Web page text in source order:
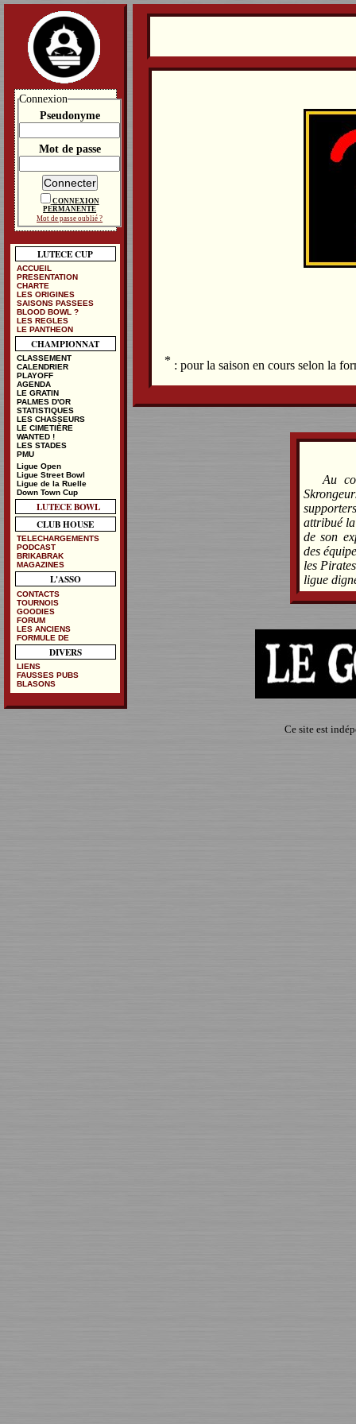
* : pour la saison en cours selon la
Au
attribué
de son
des
les
ligue
Ce site est
Connexion
Pseudonyme
Mot de passe
CONNEXION
PERMANENTE
Mot de passe oublié ?
LUTECE CUP
ACCUEIL
PRESENTATION
CHARTE
LES ORIGINES
SAISONS PASSEES
BLOOD BOWL ?
LES REGLES
LE PANTHEON
CHAMPIONNAT
CLASSEMENT
CALENDRIER
PLAYOFF
AGENDA
LE GRATIN
PALMES D'OR
STATISTIQUES
LES CHASSEURS
LE CIMETIÈRE
WANTED !
LES STADES
PMU
Ligue Open
Ligue Street Bowl
Ligue de la Ruelle
Down Town Cup
LUTECE BOWL
CLUB HOUSE
TELECHARGEMENTS
PODCAST
BRIKABRAK
MAGAZINES
L'ASSO
CONTACTS
TOURNOIS
GOODIES
FORUM
LES ANCIENS
FORMULE DE
DIVERS
LIENS
FAUSSES PUBS
BLASONS